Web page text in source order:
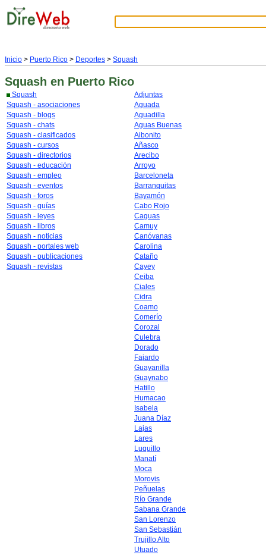
Inicio > Puerto Rico > Deportes > Squash
Squash en Puerto Rico
Squash
Squash - asociaciones
Squash - blogs
Squash - chats
Squash - clasificados
Squash - cursos
Squash - directorios
Squash - educación
Squash - empleo
Squash - eventos
Squash - foros
Squash - guías
Squash - leyes
Squash - libros
Squash - noticias
Squash - portales web
Squash - publicaciones
Squash - revistas
Adjuntas
Aguada
Aguadilla
Aguas Buenas
Aibonito
Añasco
Arecibo
Arroyo
Barceloneta
Barranquitas
Bayamón
Cabo Rojo
Caguas
Camuy
Canóvanas
Carolina
Cataño
Cayey
Ceiba
Ciales
Cidra
Coamo
Comerío
Corozal
Culebra
Dorado
Fajardo
Guayanilla
Guaynabo
Hatillo
Humacao
Isabela
Juana Díaz
Lajas
Lares
Luquillo
Manatí
Moca
Morovis
Peñuelas
Río Grande
Sabana Grande
San Lorenzo
San Sebastián
Trujillo Alto
Utuado